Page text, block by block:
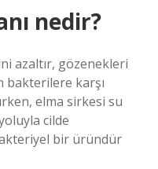
nedir?
azaltır, gözenekleri
bakterilere karşı
elma sirkesi su
cilde
bir üründür